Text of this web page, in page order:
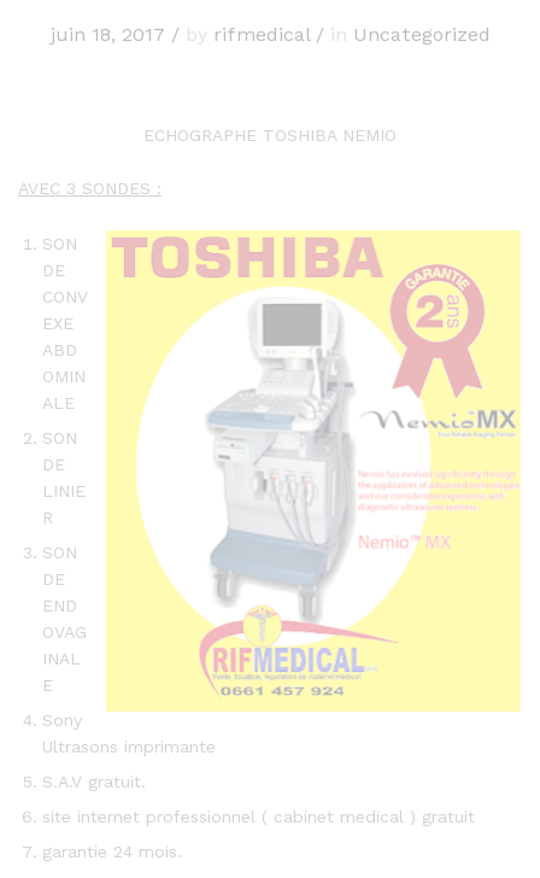
juin 18, 2017 /by rifmedical/in Uncategorized
ECHOGRAPHE TOSHIBA NEMIO
AVEC 3 SONDES :
SON
DE
CONV
EXE
ABD
OMIN
ALE
SON
DE
LINIE
R
SON
DE
END
OVAG
INAL
E
Sony
Ultrasons imprimante
S.A.V gratuit.
site internet professionnel ( cabinet medical ) gratuit
garantie 24 mois.